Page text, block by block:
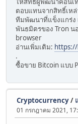
ตอบแทนจากสิทธิ์เหล่
ทีมพัฒนาที่แข็งแกร่ง
พันธมิตรของ Tron น
browser
อ่านเพิ่มเติม:
.
ซื้อขาย Bitcoin แบบ
Cryptocurrency/
01 กรกฎาคม 2021,